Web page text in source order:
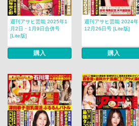
週刊アサヒ芸能 2025年1
月2日・1月9日合併号
[Lite版]
購入
週刊アサヒ芸能 2024年
12月26日号 [Lite版]
購入